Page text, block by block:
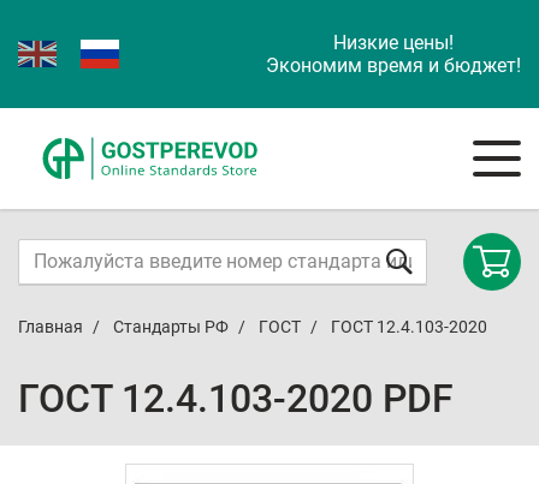
Низкие цены!
Экономим время и бюджет!
Главная Стандарты РФ ГОСТ ГОСТ 12.4.103-2020
ГОСТ 12.4.103-2020 PDF